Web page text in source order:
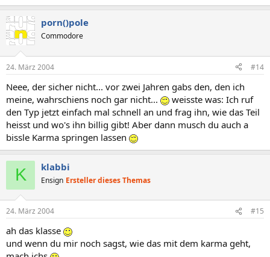
porn()pole
Commodore
24. März 2004 #14
Neee, der sicher nicht... vor zwei Jahren gabs den, den ich
meine, wahrschiens noch gar nicht...
weisste was: Ich ruf
den Typ jetzt einfach mal schnell an und frag ihn, wie das Teil
heisst und wo's ihn billig gibt! Aber dann musch du auch a
bissle Karma springen lassen
K klabbi
Ensign Ersteller dieses Themas
24. März 2004 #15
ah das klasse
und wenn du mir noch sagst, wie das mit dem karma geht,